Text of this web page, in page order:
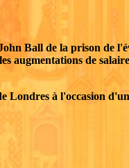
Ball de la prison de
augmentations de
Londres à l'occasion